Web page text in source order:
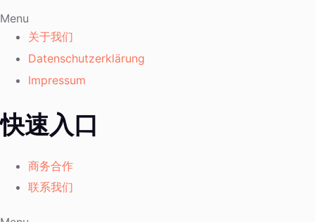
Menu
关于我们
Datenschutzerklärung
Impressum
快速入口
商务合作
联系我们